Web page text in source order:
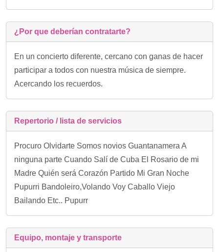
¿Por que deberían contratarte?
En un concierto diferente, cercano con ganas de hacer
participar a todos con nuestra música de siempre.
Acercando los recuerdos.
Repertorio / lista de servicios
Procuro Olvidarte Somos novios Guantanamera A
ninguna parte Cuando Salí de Cuba El Rosario de mi
Madre Quién será Corazón Partido Mi Gran Noche
Pupurri Bandoleiro,Volando Voy Caballo Viejo
Bailando Etc.. Pupurr
Equipo, montaje y transporte